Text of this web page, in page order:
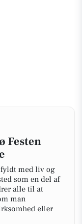
Festen
fyldt med liv og
som en del af
alle til at
man
eller